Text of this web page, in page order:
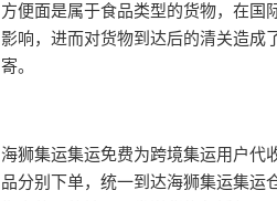
方便面是属于食品类型的货物，在国
影响，进而对货物到达后的清关造成
寄。
海狮集运集运免费为跨境集运用户代
品分别下单，统一到达海狮集运集运